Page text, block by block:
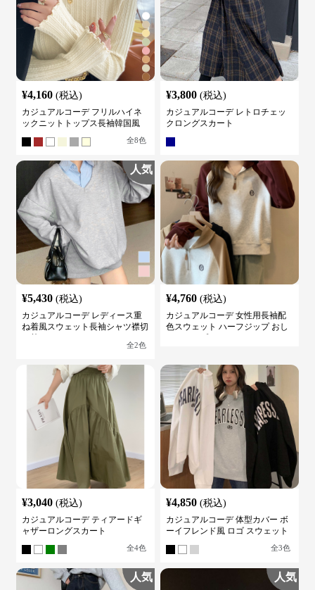
¥4,160 (税込)
カジュアルコーデ フリルハイネ
ックニットトップス長袖韓国風
全8色
¥3,800 (税込)
カジュアルコーデ レトロチェッ
クロングスカート
人気
¥5,430 (税込)
カジュアルコーデ レディース重
ね着風スウェット長袖シャツ襟切
全2色
¥4,760 (税込)
カジュアルコーデ 女性用長袖配
色スウェット ハーフジップ おし
¥3,040 (税込)
カジュアルコーデ ティアードギ
ャザーロングスカート
全4色
¥4,850 (税込)
カジュアルコーデ 体型カバー ボ
ーイフレンド風 ロゴ スウェット
全3色
人気 人気